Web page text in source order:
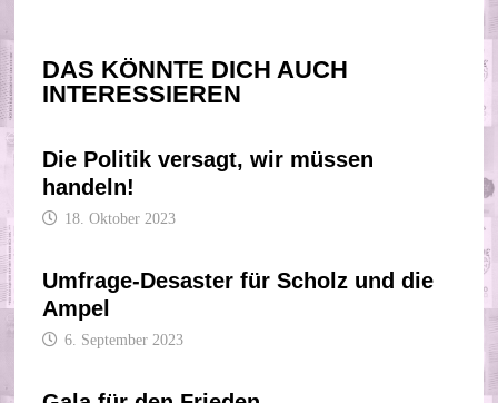
DAS KÖNNTE DICH AUCH
INTERESSIEREN
Die Politik versagt, wir müssen
handeln!
18. Oktober 2023
Umfrage-Desaster für Scholz und die
Ampel
6. September 2023